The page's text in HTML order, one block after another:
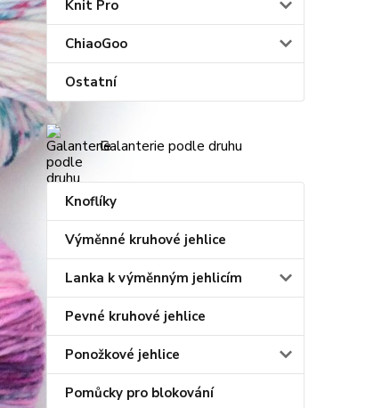
Knit Pro
ChiaoGoo
Ostatní
Galanterie podle druhu
Knoflíky
Výměnné kruhové jehlice
Lanka k výměnným jehlicím
Pevné kruhové jehlice
Ponožkové jehlice
Pomůcky pro blokování